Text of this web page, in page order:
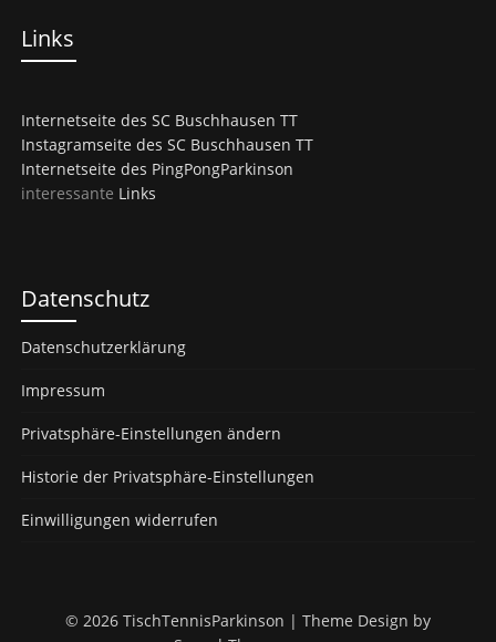
Links
Internetseite des SC Buschhausen TT
Instagramseite des SC Buschhausen TT
Internetseite des PingPongParkinson
interessante Links
Datenschutz
Datenschutzerklärung
Impressum
Privatsphäre-Einstellungen ändern
Historie der Privatsphäre-Einstellungen
Einwilligungen widerrufen
© 2026 TischTennisParkinson | Theme Design by